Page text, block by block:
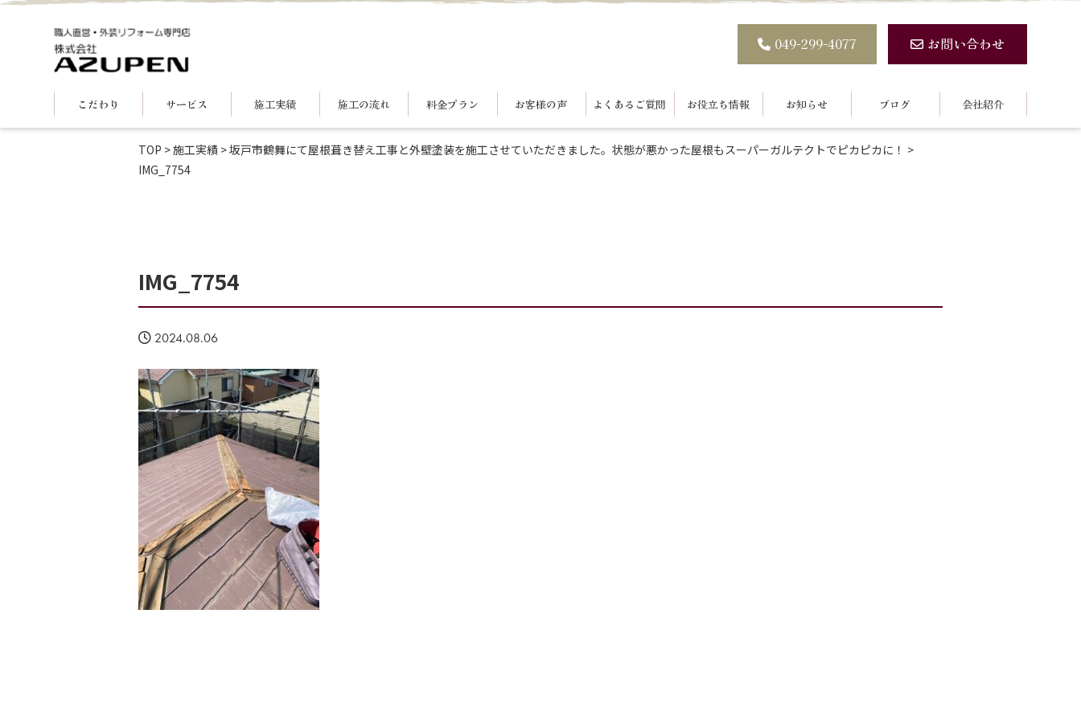
こだわり サービス 施工実績 施工の流れ 料金プラン お客様の声 よくあるご質問 お役立ち情報 お知らせ ブログ 会社紹介
049-299-4077 お問い合わせ
TOP >施工実績 >坂戸市鶴舞にて屋根葺き替え工事と外壁塗装を施工させていただきました。状態が悪かった屋根もスーパーガルテクトでピカピカに！ >
IMG_7754
IMG_7754
2024.08.06